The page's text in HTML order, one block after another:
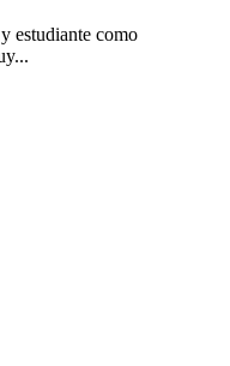
estudiante como